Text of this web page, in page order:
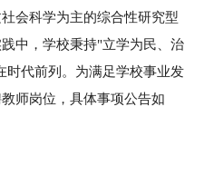
会科学为主的综合性研究型
中，学校秉持"立学为民、治
时代前列。为满足学校事业发
师岗位，具体事项公告如